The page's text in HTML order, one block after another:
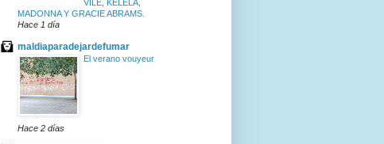
VILE, KELELA,
MADONNA Y GRACIE ABRAMS.
Hace 1 día
maldiaparadejardefumar
El verano vouyeur
Hace 2 días